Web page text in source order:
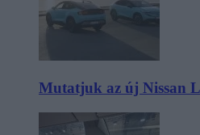
Mutatjuk az új Nissan